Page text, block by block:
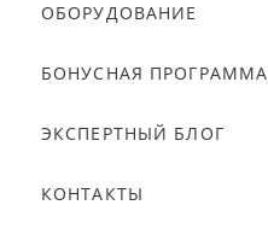
ОБОРУДОВАНИЕ
БОНУСНАЯ ПРОГРАММА
ЭКСПЕРТНЫЙ БЛОГ
КОНТАКТЫ